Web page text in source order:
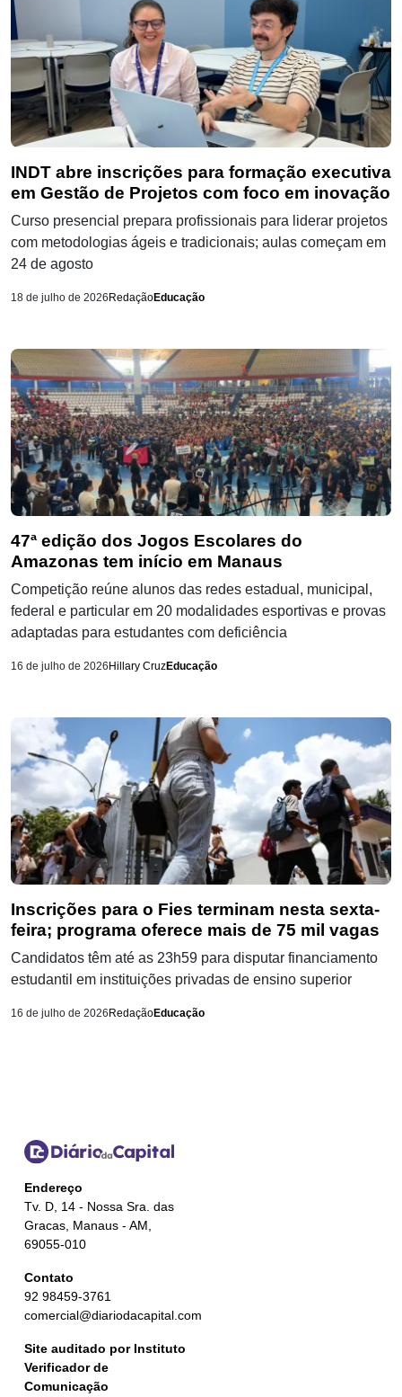
INDT abre inscrições para formação executiva
em Gestão de Projetos com foco em inovação
Curso presencial prepara profissionais para liderar projetos
com metodologias ágeis e tradicionais; aulas começam em
24 de agosto
18 de julho de 2026 RedaçãoEducação
47ª edição dos Jogos Escolares do
Amazonas tem início em Manaus
Competição reúne alunos das redes estadual, municipal,
federal e particular em 20 modalidades esportivas e provas
adaptadas para estudantes com deficiência
16 de julho de 2026 Hillary CruzEducação
Inscrições para o Fies terminam nesta sexta-
feira; programa oferece mais de 75 mil vagas
Candidatos têm até as 23h59 para disputar financiamento
estudantil em instituições privadas de ensino superior
16 de julho de 2026 RedaçãoEducação
Endereço
Tv. D, 14 - Nossa Sra. das
Gracas, Manaus - AM,
69055-010
Contato
92 98459-3761
comercial@diariodacapital.com
Site auditado por Instituto
Verificador de
Comunicação